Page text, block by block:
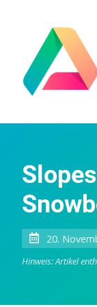
20.
Hinweis: Artikel